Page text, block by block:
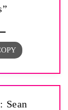
Sean